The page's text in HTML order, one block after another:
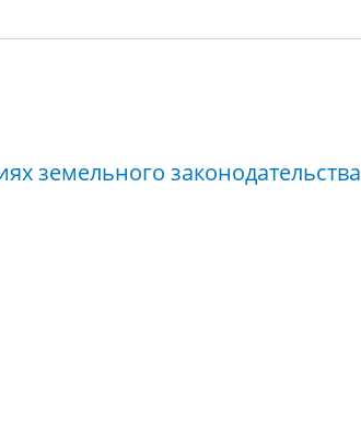
земельного законодательства